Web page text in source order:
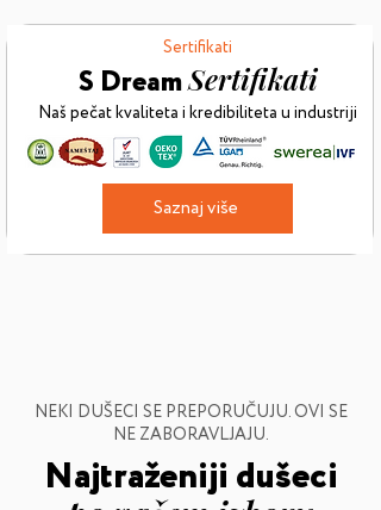
Sertifikati
S DreamSertifikati
Naš pečat kvaliteta i kredibiliteta u industriji
Saznaj više
NEKI DUŠECI SE PREPORUČUJU. OVI SE
NE ZABORAVLJAJU.
Najtraženiji dušeci